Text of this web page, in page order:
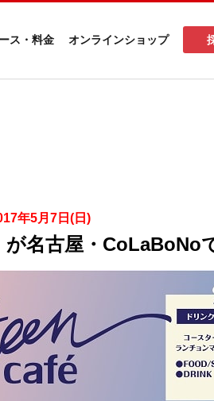
ス・料金 オンラインショップ
年5月7日(日)
が名古屋・CoLaBoNo